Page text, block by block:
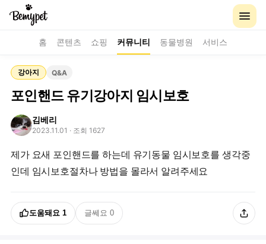
홈 콘텐츠 쇼핑 커뮤니티 동물병원 서비스
강아지 Q&A
포인핸드 유기강아지 임시보호
김베리
2023.11.01 · 조회 1627
제가 요새 포인핸드를 하는데 유기동물 임시보호를 생각중
인데 임시보호절차나 방법을 몰라서 알려주세요
도움돼요 1 글쎄요 0